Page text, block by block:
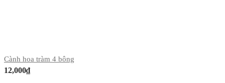
Cành hoa tràm 4 bông
12,000₫